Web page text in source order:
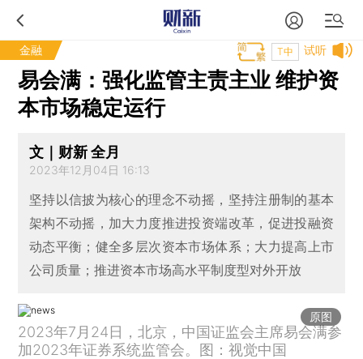
金融 试听
T中
易会满：强化监管主责主业 维护资
本市场稳定运行
文｜财新 全月
2023年12月04日 16:13
坚持以信披为核心的理念不动摇，坚持注册制的基本
架构不动摇，加大力度推进投资端改革，促进投融资
动态平衡；健全多层次资本市场体系；大力提高上市
公司质量；推进资本市场高水平制度型对外开放
原图
2023年7月24日，北京，中国证监会主席易会满参
加2023年证券系统监管会。图：视觉中国